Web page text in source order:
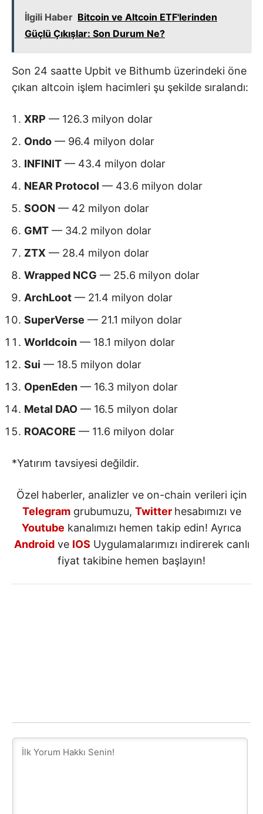
İlgili Haber Bitcoin ve Altcoin ETF'lerinden
Güçlü Çıkışlar: Son Durum Ne?
Son 24 saatte Upbit ve Bithumb üzerindeki öne
çıkan altcoin işlem hacimleri şu şekilde sıralandı:
XRP — 126.3 milyon dolar
Ondo — 96.4 milyon dolar
INFINIT — 43.4 milyon dolar
NEAR Protocol — 43.6 milyon dolar
SOON — 42 milyon dolar
GMT — 34.2 milyon dolar
ZTX — 28.4 milyon dolar
Wrapped NCG — 25.6 milyon dolar
ArchLoot — 21.4 milyon dolar
SuperVerse — 21.1 milyon dolar
Worldcoin — 18.1 milyon dolar
Sui — 18.5 milyon dolar
OpenEden — 16.3 milyon dolar
Metal DAO — 16.5 milyon dolar
ROACORE — 11.6 milyon dolar
*Yatırım tavsiyesi değildir.
Özel haberler, analizler ve on-chain verileri için
Telegramgrubumuzu, Twitter hesabımızı ve
Youtube kanalımızı hemen takip edin! Ayrıca
Androidve IOS Uygulamalarımızı indirerek canlı
fiyat takibine hemen başlayın!